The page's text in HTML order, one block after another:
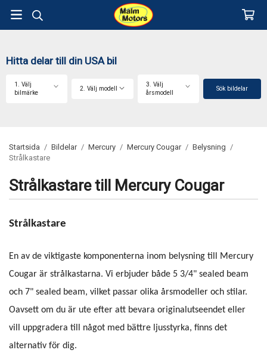
Hitta delar till din USA bil
1. Välj
bilmärke
2. Välj modell
3. Välj
årsmodell
Sök bildelar
Startsida / Bildelar / Mercury / Mercury Cougar / Belysning /
Strålkastare
Strålkastare till Mercury Cougar
Strålkastare
En av de viktigaste komponenterna inom belysning till Mercury
Cougar är strålkastarna. Vi erbjuder både 5 3/4" sealed beam
och 7" sealed beam, vilket passar olika årsmodeller och stilar.
Oavsett om du är ute efter att bevara originalutseendet eller
vill uppgradera till något med bättre ljusstyrka, finns det
alternativ för dig.